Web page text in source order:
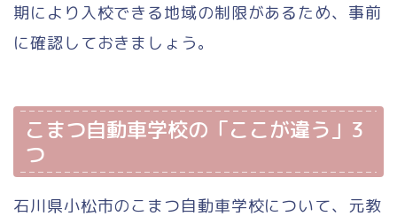
期により入校できる地域の制限があるため、事前
に確認しておきましょう。
こまつ自動車学校の「ここが違う」3
つ
石川県小松市のこまつ自動車学校について、元教